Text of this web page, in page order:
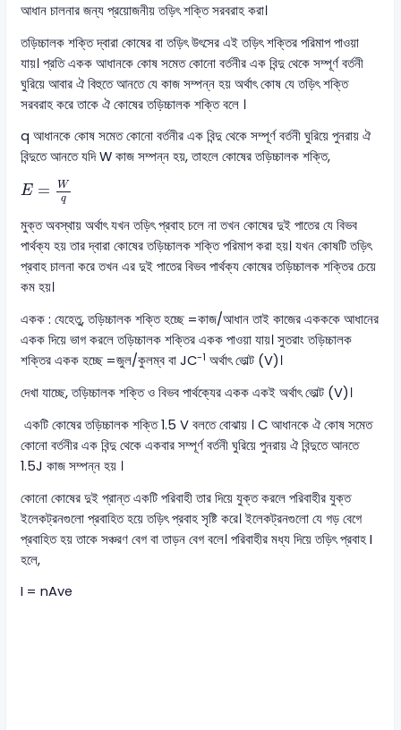
আধান চালনার জন্য প্রয়োজনীয় তড়িৎ শক্তি সরবরাহ করা।
তড়িচ্চালক শক্তি দ্বারা কোষের বা তড়িৎ উৎসের এই তড়িৎ শক্তির পরিমাপ পাওয়া
যায়। প্রতি একক আধানকে কোষ সমেত কোনো বর্তনীর এক বিন্দু থেকে সম্পূর্ণ বর্তনী
ঘুরিয়ে আবার ঐ বিহুতে আনতে যে কাজ সম্পন্ন হয় অর্থাৎ কোষ যে তড়িৎ শক্তি
সরবরাহ করে তাকে ঐ কোষের তড়িচ্চালক শক্তি বলে ।
q আধানকে কোষ সমেত কোনো বর্তনীর এক বিন্দু থেকে সম্পূর্ণ বর্তনী ঘুরিয়ে পুনরায় ঐ
বিন্দুতে আনতে যদি W কাজ সম্পন্ন হয়, তাহলে কোষের তড়িচ্চালক শক্তি,
E =
W
q
E= q
মুক্ত অবস্থায় অর্থাৎ যখন তড়িৎ প্রবাহ চলে না তখন কোষের দুই পাতের যে বিভব
পার্থক্য হয় তার দ্বারা কোষের তড়িচ্চালক শক্তি পরিমাপ করা হয়। যখন কোষটি তড়িৎ
প্রবাহ চালনা করে তখন এর দুই পাতের বিভব পার্থক্য কোষের তড়িচ্চালক শক্তির চেয়ে
কম হয়।
একক : যেহেতু, তড়িচ্চালক শক্তি হচ্ছে =কাজ/আধান তাই কাজের একককে আধানের
একক দিয়ে ভাগ করলে তড়িচ্চালক শক্তির একক পাওয়া যায়। সুতরাং তড়িচ্চালক
শক্তির একক হচ্ছে =জুল/কুলম্ব বা JC-1 অর্থাৎ ভোল্ট (V)।
দেখা যাচ্ছে, তড়িচ্চালক শক্তি ও বিভব পার্থক্যের একক একই অর্থাৎ ভোল্ট (V)।
একটি কোষের তড়িচ্চালক শক্তি 1.5 V বলতে বোঝায় । C আধানকে ঐ কোষ সমেত
কোনো বর্তনীর এক বিন্দু থেকে একবার সম্পূর্ণ বর্তনী ঘুরিয়ে পুনরায় ঐ বিন্দুতে আনতে
1.5J কাজ সম্পন্ন হয় ।
কোনো কোষের দুই প্রান্ত একটি পরিবাহী তার দিয়ে যুক্ত করলে পরিবাহীর যুক্ত
ইলেকট্রনগুলো প্রবাহিত হয়ে তড়িৎ প্রবাহ সৃষ্টি করে। ইলেকট্রনগুলো যে গড় বেগে
প্রবাহিত হয় তাকে সঞ্চরণ বেগ বা তাড়ন বেগ বলে। পরিবাহীর মধ্য দিয়ে তড়িৎ প্রবাহ I
হলে,
I = nAve